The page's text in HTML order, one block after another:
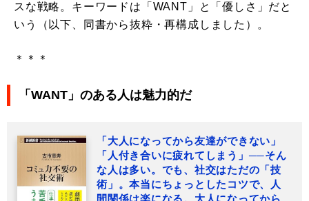
スな戦略。キーワードは「WANT」と「優しさ」だと
いう（以下、同書から抜粋・再構成しました）。
＊＊＊
「WANT」のある人は魅力的だ
「大人になってから友達ができない」
「人付き合いに疲れてしまう」──そん
な人は多い。でも、社交はただの「技
術」。本当にちょっとしたコツで、人
間関係は楽になる。大人になってから